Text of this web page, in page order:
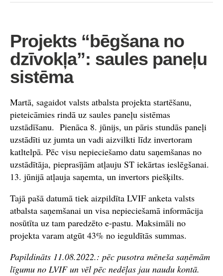
Projekts “bēgšana no
dzīvokļa”: saules paneļu
sistēma
Martā, sagaidot valsts atbalsta projekta startēšanu,
pieteicāmies rindā uz saules paneļu sistēmas
uzstādīšanu. Pienāca 8. jūnijs, un pāris stundās paneļi
uzstādīti uz jumta un vadi aizvilkti līdz invertoram
katltelpā. Pēc visu nepieciešamo datu saņemšanas no
uzstādītāja, pieprasījām atļauju ST iekārtas ieslēgšanai.
13. jūnijā atļauja saņemta, un invertors piešķilts.
Tajā pašā datumā tiek aizpildīta LVIF anketa valsts
atbalsta saņemšanai un visa nepieciešamā informācija
nosūtīta uz tam paredzēto e-pastu. Maksimāli no
projekta varam atgūt 43% no ieguldītās summas.
Papildināts 11.08.2022.: pēc pusotra mēneša saņēmām
līgumu no LVIF un vēl pēc nedēļas jau naudu kontā.